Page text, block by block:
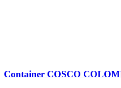
Container COSCO